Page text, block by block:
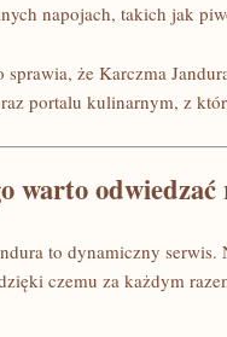
napojach, takich jak
sprawia, że Karczma
portalu kulinarnym, z
warto
to dynamiczny
czemu za każdym